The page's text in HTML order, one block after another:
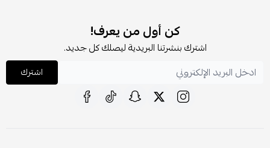
كن أول من يعرف!
اشترك بنشرتنا البريدية ليصلك كل جديد.
اشترك